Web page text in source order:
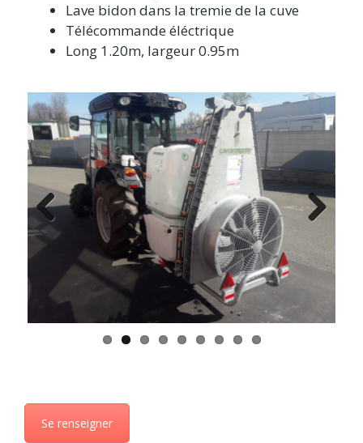
Lave bidon dans la tremie de la cuve
Télécommande éléctrique
Long 1.20m, largeur 0.95m
Previ
ous
Se renseigner